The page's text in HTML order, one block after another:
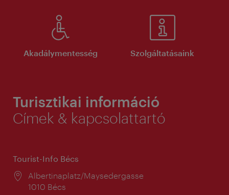
Akadálymentesség Szolgáltatásaink
Turisztikai információ
Címek & kapcsolattartó
Tourist-Info Bécs
Helyszín:
Albertinaplatz/Maysedergasse
1010 Bécs